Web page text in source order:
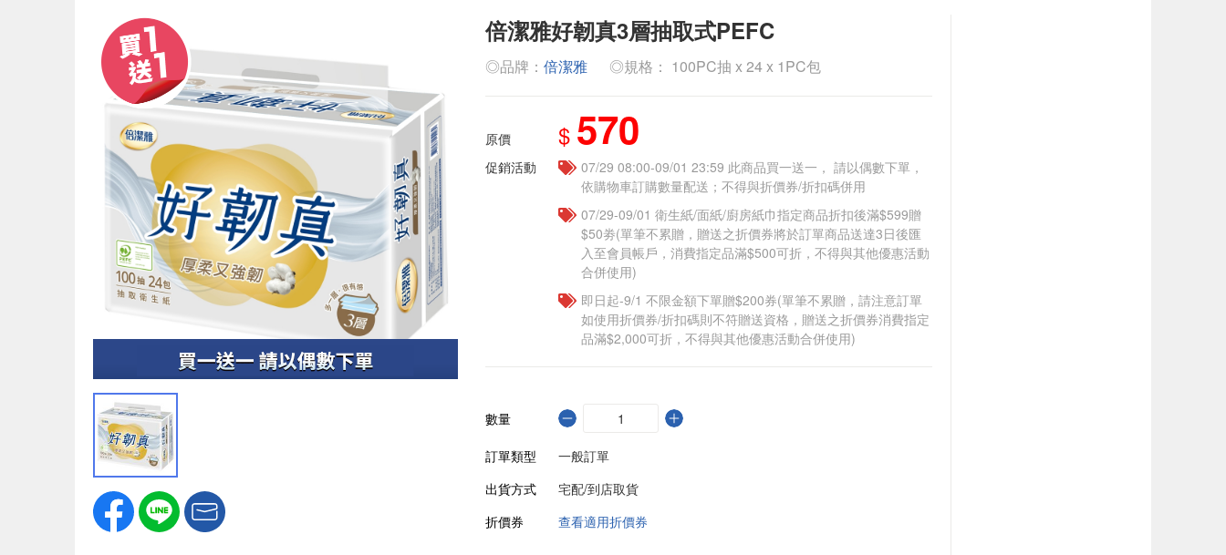
倍潔雅好韌真3層抽取式PEFC
◎品牌： 倍潔雅 ◎規格： 100PC抽 x 24 x 1PC包
原價 $ 570
促銷活動
07/29 08:00-09/01 23:59 此商品買一送一， 請以偶數下單，
依購物車訂購數量配送；不得與折價券/折扣碼併用
07/29-09/01 衛生紙/面紙/廚房紙巾指定商品折扣後滿$599贈
$50劵(單筆不累贈，贈送之折價券將於訂單商品送達3日後匯
入至會員帳戶，消費指定品滿$500可折，不得與其他優惠活動
合併使用)
即日起-9/1 不限金額下單贈$200券(單筆不累贈，請注意訂單
如使用折價券/折扣碼則不符贈送資格，贈送之折價券消費指定
品滿$2,000可折，不得與其他優惠活動合併使用)
數量
訂單類型
一般訂單
出貨方式
宅配/到店取貨
折價券
查看適用折價券